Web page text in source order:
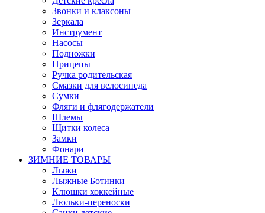
Звонки и клаксоны
Зеркала
Инструмент
Насосы
Подножки
Прицепы
Ручка родительская
Смазки для велосипеда
Сумки
Фляги и флягодержатели
Шлемы
Щитки колеса
Замки
Фонари
ЗИМНИЕ ТОВАРЫ
Лыжи
Лыжные Ботинки
Клюшки хоккейные
Люльки-переноски